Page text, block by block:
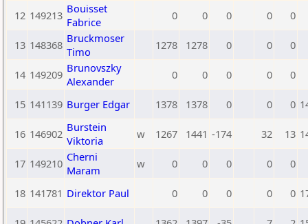
12 149213 Bouisset
Fabrice
0 0 0 0 0
13 148368 Bruckmoser
Timo
1278 1278 0 0 0
14 149209 Brunovszky
Alexander
0 0 0 0 0
15 141139 Burger Edgar 1378 1378 0 0 0
16 146902 Burstein
Viktoria
w 1267 1441 -174 32 13
17 149210 Cherni
Maram
w 0 0 0 0 0
18 141781 Direktor Paul 0 0 0 0 0